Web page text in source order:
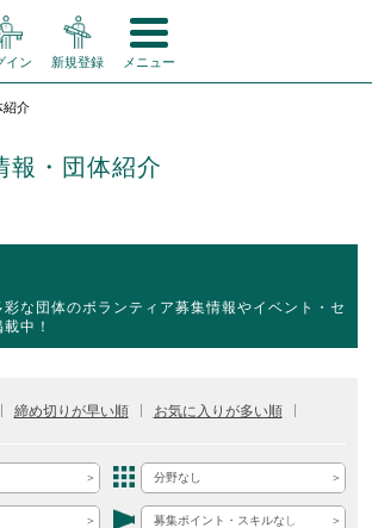
イン 新規登録 メニュー
紹介
報・団体紹介
な団体のボランティア募集情報やイベント・セ
中！
締め切りが早い順 お気に入りが多い順
分野なし
募集ポイント・スキルなし